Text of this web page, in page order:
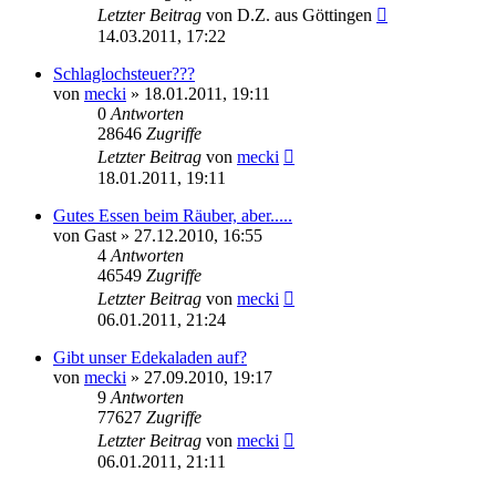
Letzter Beitrag von D.Z. aus Göttingen
14.03.2011, 17:22
Schlaglochsteuer???
von mecki » 18.01.2011, 19:11
0 Antworten
28646 Zugriffe
Letzter Beitrag von mecki
18.01.2011, 19:11
Gutes Essen beim Räuber, aber.....
von Gast » 27.12.2010, 16:55
4 Antworten
46549 Zugriffe
Letzter Beitrag von mecki
06.01.2011, 21:24
Gibt unser Edekaladen auf?
von mecki » 27.09.2010, 19:17
9 Antworten
77627 Zugriffe
Letzter Beitrag von mecki
06.01.2011, 21:11